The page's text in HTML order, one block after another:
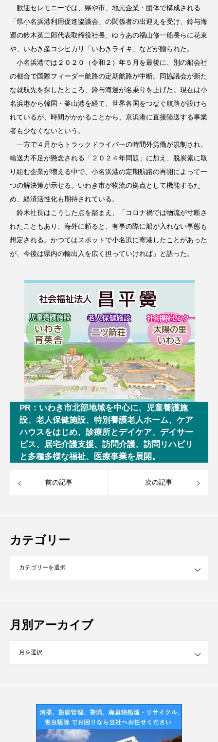
歓迎セレモニーでは、県や市、地元企業・団体で構成される
「県小名浜港利用促進協議会」の関係者の出迎えを受け、鈴与海
運の鈴木英二郎代表取締役社長、ゆうあの福山修一船長らに花束
や、いわき産コシヒカリ「いわきライキ」などが贈られた。
小名浜港では２０２０（令和２）年５月を最後に、別の船会社
の都合で国際フィーダー航路の定期航路が中断。同協議会が新た
な就航先を探したところ、鈴与海運が名乗りを上げた。現在は小
名浜港から韓国・釜山港を経て、世界各国をつなぐ航路が設けら
れているが、時間がかかることから、京浜港に直接陸送する事業
者も少なくないという。
一方で４月からトラックドライバーの時間外労働が規制され、
輸送力不足が懸念される「２０２４年問題」に加え、脱炭素に取
り組む企業が増える中で、小名浜港の定期航路の再開によって一
つの解決策が示せる。いわき市が物流の拠点として機能するた
め、経済活性化も期待されている。
鈴木社長はこうした点を踏まえ、「コロナ禍では物流が寸断さ
れたこともあり、海外に頼ると、有事の際に船が入れない事態も
想定される。かつてはスポットで小名浜に寄港したことがあった
が、今後は県内の輸出入を広く担っていければ」と語った。
PR：いわき市北部地域を中心に、児童養護施
設、老人保健施設、特別養護老人ホーム、ケア
ハウスをはじめ、診療所とデイケア、デイサー
ビス、居宅介護支援、訪問介護、訪問リハビリ
と多種多様な福祉、医療事業を展開。
前の記事 次の記事
カテゴリー
月別アーカイブ